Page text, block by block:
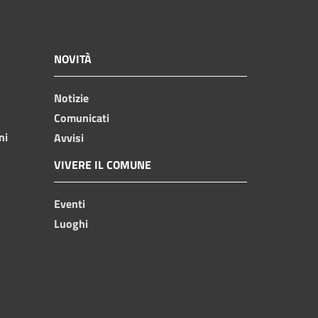
NOVITÀ
Notizie
Comunicati
Avvisi
VIVERE IL COMUNE
Eventi
Luoghi